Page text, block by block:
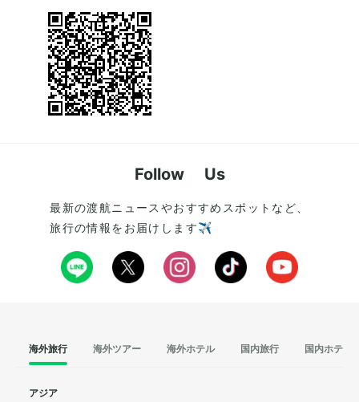
Follow Us
最新の渡航ニュースやおすすめスポットなど、
旅行の情報をお届けします✈️
海外旅行 海外ツアー 海外ホテル 国内旅行 国内ホテル
アジア